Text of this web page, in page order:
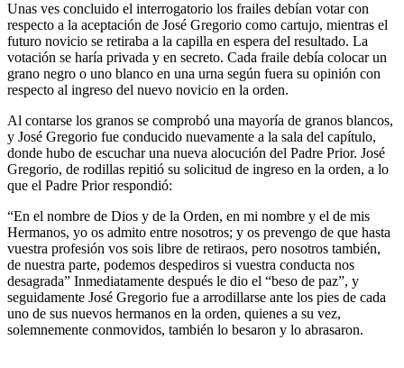
Unas ves concluido el interrogatorio los frailes debían votar con
respecto a la aceptación de José Gregorio como cartujo, mientras el
futuro novicio se retiraba a la capilla en espera del resultado. La
votación se haría privada y en secreto. Cada fraile debía colocar un
grano negro o uno blanco en una urna según fuera su opinión con
respecto al ingreso del nuevo novicio en la orden.
Al contarse los granos se comprobó una mayoría de granos blancos,
y José Gregorio fue conducido nuevamente a la sala del capítulo,
donde hubo de escuchar una nueva alocución del Padre Prior. José
Gregorio, de rodillas repitió su solicitud de ingreso en la orden, a lo
que el Padre Prior respondió:
“En el nombre de Dios y de la Orden, en mi nombre y el de mis
Hermanos, yo os admito entre nosotros; y os prevengo de que hasta
vuestra profesión vos sois libre de retiraos, pero nosotros también,
de nuestra parte, podemos despediros si vuestra conducta nos
desagrada” Inmediatamente después le dio el “beso de paz”, y
seguidamente José Gregorio fue a arrodillarse ante los pies de cada
uno de sus nuevos hermanos en la orden, quienes a su vez,
solemnemente conmovidos, también lo besaron y lo abrasaron.